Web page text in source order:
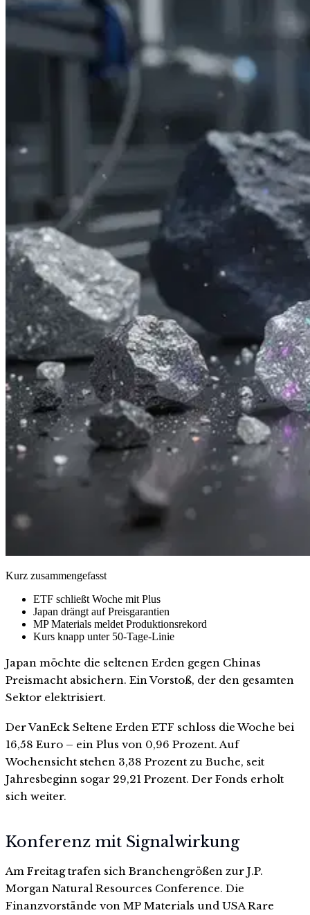
Kurz zusammengefasst
ETF schließt Woche mit Plus
Japan drängt auf Preisgarantien
MP Materials meldet Produktionsrekord
Kurs knapp unter 50-Tage-Linie
Japan möchte die seltenen Erden gegen Chinas
Preismacht absichern. Ein Vorstoß, der den gesamten
Sektor elektrisiert.
Der VanEck Seltene Erden ETF schloss die Woche bei
16,58 Euro – ein Plus von 0,96 Prozent. Auf
Wochensicht stehen 3,38 Prozent zu Buche, seit
Jahresbeginn sogar 29,21 Prozent. Der Fonds erholt
sich weiter.
Konferenz mit Signalwirkung
Am Freitag trafen sich Branchengrößen zur J.P.
Morgan Natural Resources Conference. Die
Finanzvorstände von MP Materials und USA Rare